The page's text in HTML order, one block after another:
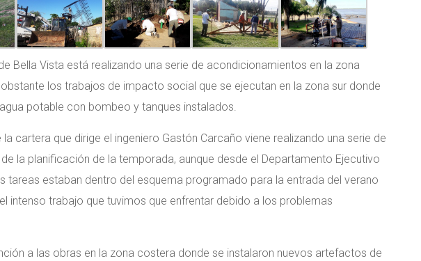
Bella Vista está realizando una serie de acondicionamientos en la zona
los trabajos de impacto social que se ejecutan en la zona sur donde
potable con bombeo y tanques instalados.
cartera que dirige el ingeniero Gastón Carcaño viene realizando una serie de
la planificación de la temporada, aunque desde el Departamento Ejecutivo
tareas estaban dentro del esquema programado para la entrada del verano
intenso trabajo que tuvimos que enfrentar debido a los problemas
a las obras en la zona costera donde se instalaron nuevos artefactos de